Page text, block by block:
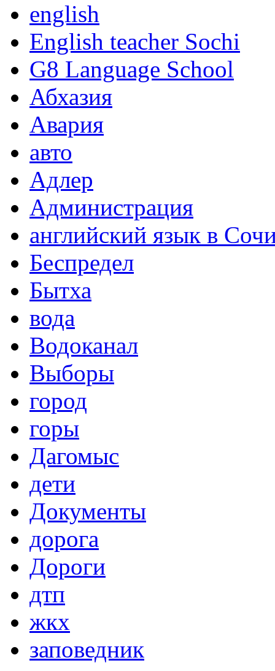
english
English teacher Sochi
G8 Language School
Абхазия
Авария
авто
Адлер
Администрация
английский язык в
Беспредел
Бытха
вода
Водоканал
Выборы
город
горы
Дагомыс
дети
Документы
дорога
Дороги
дтп
жкх
заповедник